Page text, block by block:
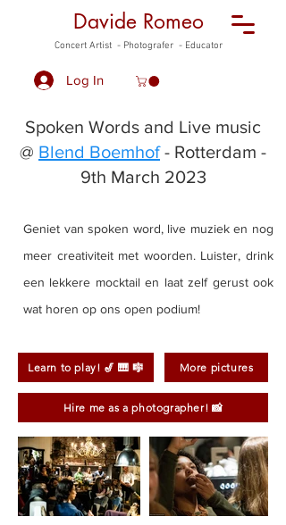
Davide Romeo
Concert Artist - Photografer - Educator
Log In
Spoken Words and Live music
@ Blend Boemhof- Rotterdam -
9th March 2023
Geniet van spoken word, live muziek en nog
meer creativiteit met woorden. Luister, drink
een lekkere mocktail en laat zelf gerust ook
wat horen op ons open podium!
Learn to play! 🎷 🎹 🎼 More pictures
Hire me as a photographer! 📸